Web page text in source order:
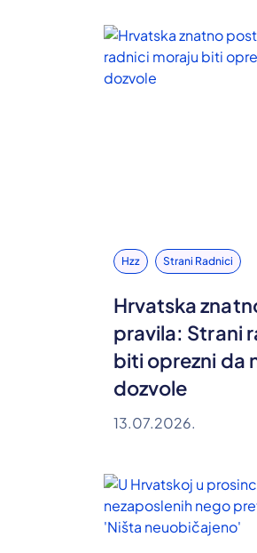
Hzz Strani Radnici
Hrvatska
pravila: Strani
biti oprezni da
dozvole
13.07.2026.